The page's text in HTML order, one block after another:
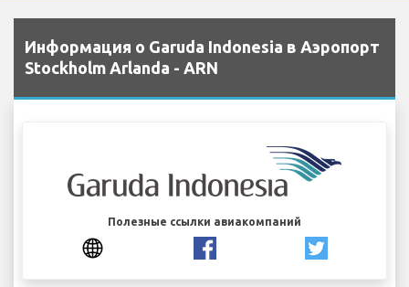
Информация о Garuda Indonesia в Аэропорт
Stockholm Arlanda - ARN
Полезные ссылки авиакомпаний